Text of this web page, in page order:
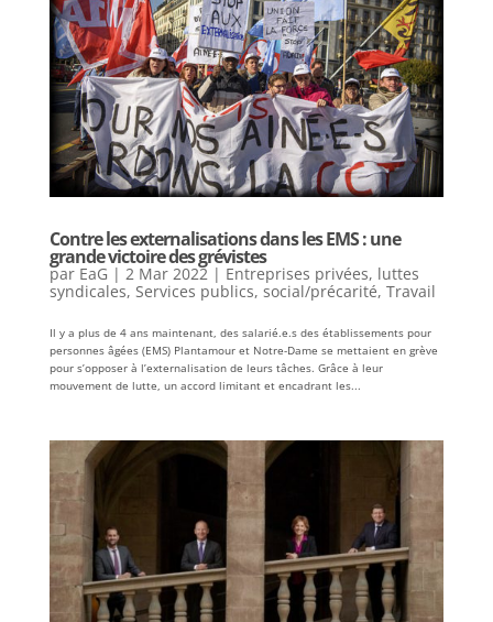
Contre les externalisations dans les EMS : une
grande victoire des grévistes
par EaG | 2 Mar 2022| Entreprises privées, luttes
syndicales, Services publics, social/précarité, Travail
Il y a plus de 4 ans maintenant, des salarié.e.s des établissements pour
personnes âgées (EMS) Plantamour et Notre-Dame se mettaient en grève
pour s’opposer à l’externalisation de leurs tâches. Grâce à leur
mouvement de lutte, un accord limitant et encadrant les...